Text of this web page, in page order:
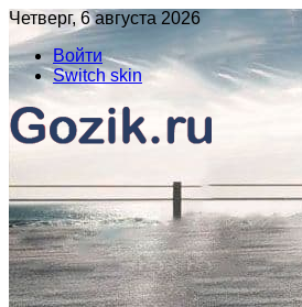
Четверг, 6 августа 2026
Войти
Switch skin